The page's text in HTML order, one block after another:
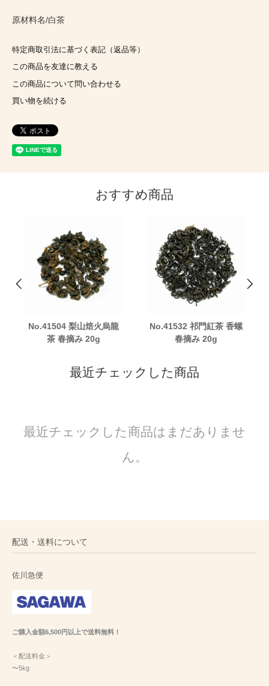
原材料名/白茶
特定商取引法に基づく表記（返品等）
この商品を友達に教える
この商品について問い合わせる
買い物を続ける
おすすめ商品
No.41504 梨山焙火烏龍
茶 春摘み 20g
No.41532 祁門紅茶 香螺
春摘み 20g
最近チェックした商品
最近チェックした商品はまだありませ
ん。
配送・送料について
佐川急便
ご購入金額6,500円以上で送料無料！
＜配送料金＞
〜5kg